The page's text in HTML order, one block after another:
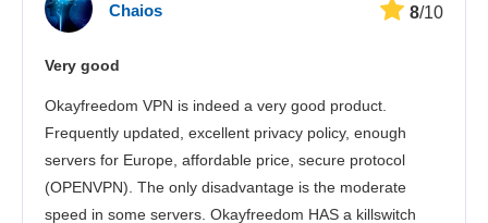
Asiakaspalvelu
Chaios 8/10
Very good
Okayfreedom VPN is indeed a very good product.
Frequently updated, excellent privacy policy, enough
servers for Europe, affordable price, secure protocol
(OPENVPN). The only disadvantage is the moderate
speed in some servers. Okayfreedom HAS a killswitch